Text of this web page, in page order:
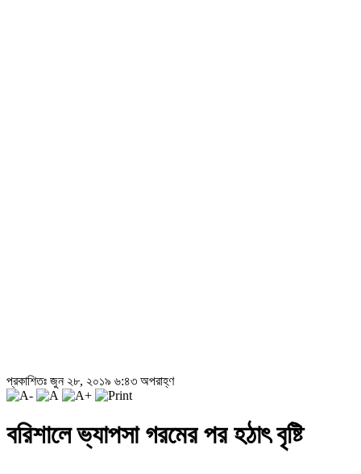
প্রকাশিতঃ জুন ২৮, ২০১৯ ৬:৪৩ অপরাহ্ণ
বরিশালে ভ্যাপসা গরমের পর হঠাৎ বৃষ্টি